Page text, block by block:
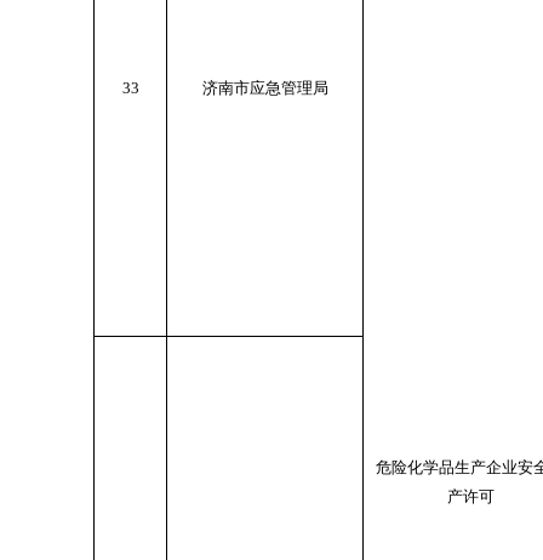
33 济南市应急管理局
危险化学品生产企业安
产许可